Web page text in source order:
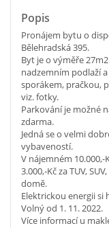
Popis
Pronájem bytu o
Bělehradská 395.
Byt je o výměře
nadzemním podlaží
sporákem, pračkou,
viz. fotky.
Parkování je možné
zdarma.
Jedná se o velmi
vybaveností.
V nájemném
3.000,-Kč za TUV,
domě.
Elektrickou energii si
Volný od 1. 11. 2022.
Více informací u